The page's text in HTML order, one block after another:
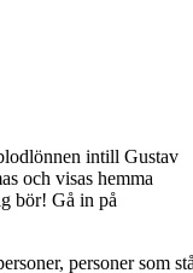
intill Gustav
och visas hemma
bör! Gå in på